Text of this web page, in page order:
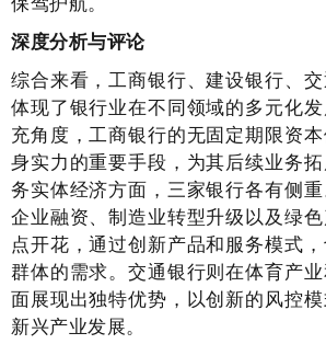
深度分析与评论
综合来看，工商银行、建设银行、
体现了银行业在不同领域的多元化
充角度，工商银行的无固定期限资
身实力的重要手段，为其后续业务
务实体经济方面，三家银行各有侧
企业融资、制造业转型升级以及绿
点开花，通过创新产品和服务模式
群体的需求。交通银行则在体育产
面展现出独特优势，以创新的风控
新兴产业发展。